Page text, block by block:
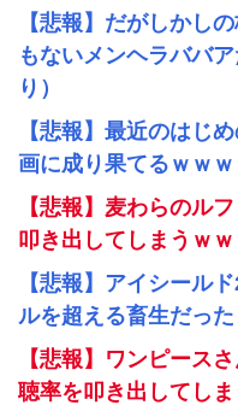
【悲報】だがしかし
もないメンヘラババ
り）
【悲報】最近のはじ
画に成り果てるｗｗｗ
【悲報】麦わらのル
叩き出してしまうｗ
【悲報】アイシール
ルを超える畜生だった
【悲報】ワンピース
聴率を叩き出してしま